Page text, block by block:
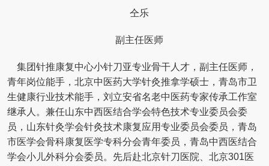
仝乐
副主任医师
集团针推康复中心小针刀亚专业骨干人才，副主任医师，
青年岗位能手，北京中医药大学针灸推拿学硕士，青岛市卫
生健康行业技术能手，刘立安省名老中医药专家传承工作室
继承人。兼任山东中西医结合学会特色技术专业委员会委
员，山东针灸学会针灸技术康复应用专业委员会委员，青岛
市医学会骨科康复医学专科分会青年委员，青岛中西医结合
学会小儿外科分会委员。先后赴北京针刀医院、北京301医